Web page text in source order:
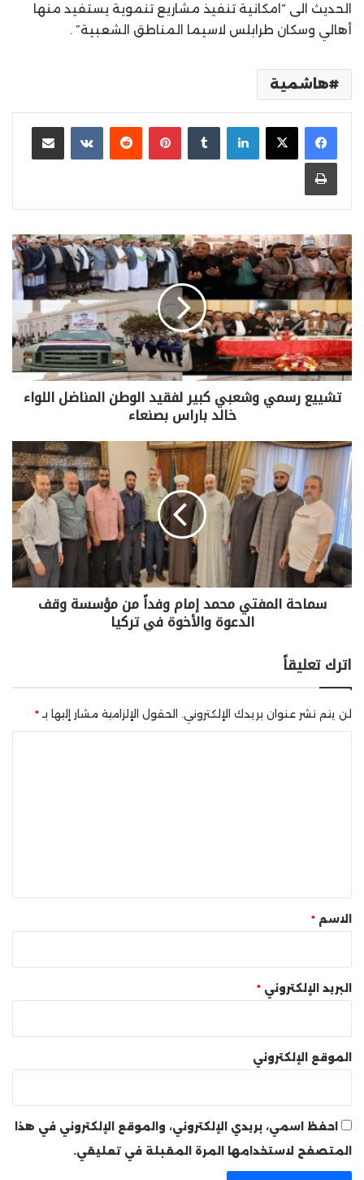
الحديث الى “امكانية تنفيذ مشاريع تنموية يستفيد منها
أهالي وسكان طرابلس لاسيما المناطق الشعبية” .
هاشمية
لينكدإن بينتيريست مشاركة عبر البريد
طباعة
تشييع رسمي وشعبي كبير لفقيد الوطن المناضل اللواء
خالد باراس بصنعاء
سماحة المفتي محمد إمام وفداً من مؤسسة وقف
الدعوة والأخوة في تركيا
اترك تعليقاً
لن يتم نشر عنوان بريدك الإلكتروني. الحقول الإلزامية مشار إليها بـ*
* الاسم *
البريد الإلكتروني *
الموقع الإلكتروني
احفظ اسمي، بريدي الإلكتروني، والموقع الإلكتروني في هذا
المتصفح لاستخدامها المرة المقبلة في تعليقي.